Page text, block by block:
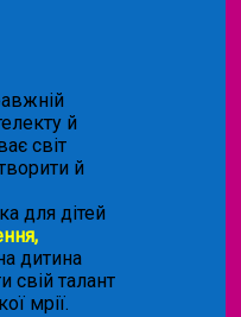
й
світ
й
для дітей
дитина
свій талант
мрії.